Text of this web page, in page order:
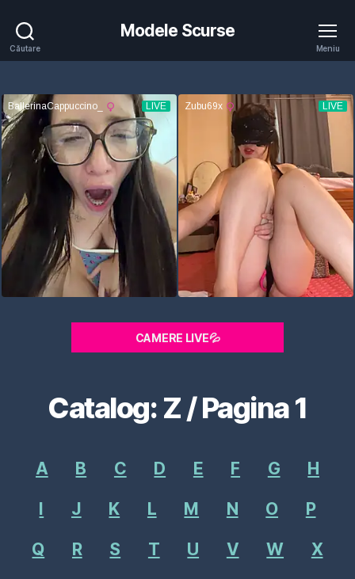
Căutare
Modele Scurse
Meniu
CAMERE LIVE💦
Catalog: Z / Pagina 1
A B C D E F G H
I J K L M N O P
Q R S T U V W X